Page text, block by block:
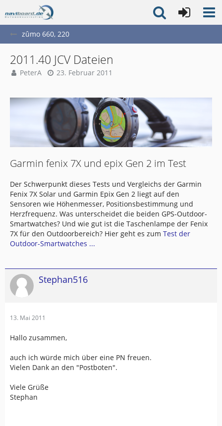
zûmo 660, 220
2011.40 JCV Dateien
PeterA 23. Februar 2011
Garmin fenix 7X und epix Gen 2 im Test
Der Schwerpunkt dieses Tests und Vergleichs der Garmin
Fenix 7X Solar und Garmin Epix Gen 2 liegt auf den
Sensoren wie Höhenmesser, Positionsbestimmung und
Herzfrequenz. Was unterscheidet die beiden GPS-Outdoor-
Smartwatches? Und wie gut ist die Taschenlampe der Fenix
7X für den Outdoorbereich? Hier geht es zum Test der
Outdoor-Smartwatches ...
Stephan516
13. Mai 2011
Hallo zusammen,
auch ich würde mich über eine PN freuen.
Vielen Dank an den "Postboten".
Viele Grüße
Stephan